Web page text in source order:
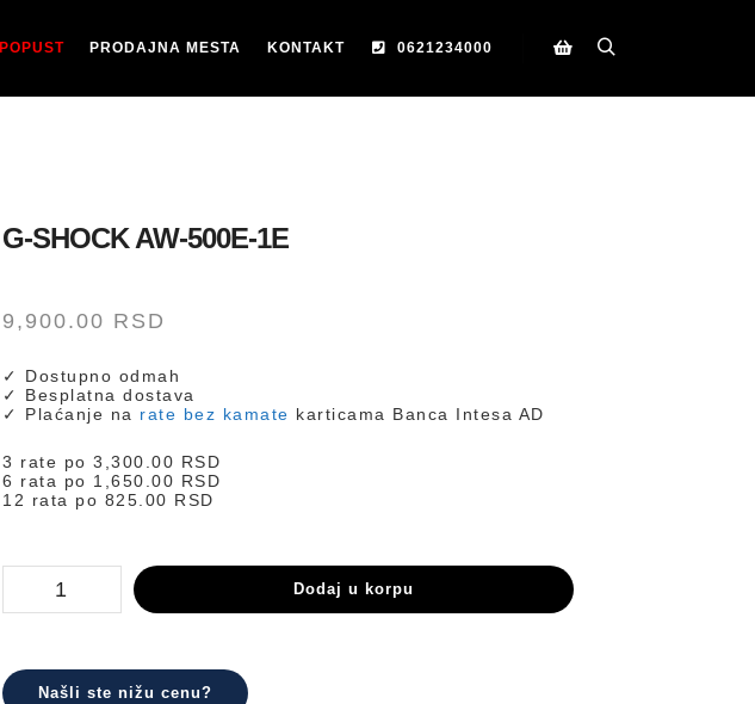
POPUST PRODAJNA MESTA KONTAKT
0621234000
G-SHOCK AW-500E-1E
9,900.00 RSD
✓ Dostupno odmah
✓ Besplatna dostava
✓ Plaćanje na rate bez kamate karticama Banca Intesa AD
3 rate po3,300.00 RSD
6 rata po 1,650.00 RSD
12 rata po 825.00 RSD
1E
Dodaj u korpu
Našli ste nižu cenu?